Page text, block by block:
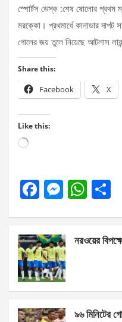
স্পোর্টস ডেস্ক :শেষ ষোলোর প্রথম
মরক্কো। প্রথমার্ধে কানাডার দাপট
গোলের জয় তুলে নিয়েছে আটলাস
Share this:
Facebook X
Like this:
Loading…
F
b
o
o
k
M
n
g
er
W
s
p
e
নরওয়ের
৯৬ মিনিটের